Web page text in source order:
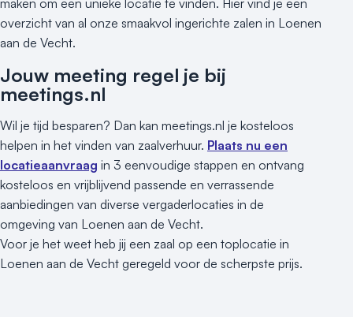
maken om een unieke locatie te vinden. Hier vind je een
overzicht van al onze smaakvol ingerichte zalen in Loenen
aan de Vecht.
Jouw meeting regel je bij
meetings.nl
Wil je tijd besparen? Dan kan meetings.nl je kosteloos
helpen in het vinden van zaalverhuur. Plaats nu een
locatieaanvraag in 3 eenvoudige stappen en ontvang
kosteloos en vrijblijvend passende en verrassende
aanbiedingen van diverse vergaderlocaties in de
omgeving van Loenen aan de Vecht.
Voor je het weet heb jij een zaal op een toplocatie in
Loenen aan de Vecht geregeld voor de scherpste prijs.